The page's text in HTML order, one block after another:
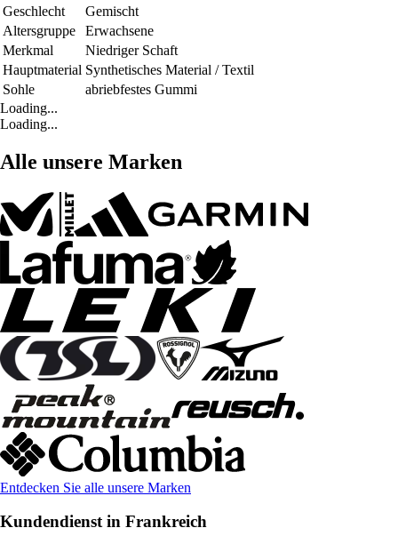
Geschlecht
Gemischt
Altersgruppe
Erwachsene
Merkmal
Niedriger Schaft
Hauptmaterial Synthetisches Material / Textil
Sohle
abriebfestes Gummi
Loading...
Loading...
Alle unsere Marken
Entdecken Sie alle unsere Marken
Kundendienst in Frankreich